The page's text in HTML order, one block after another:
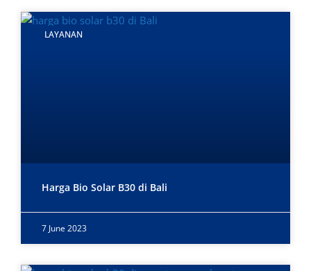
LAYANAN
Harga Bio Solar B30 di Bali
7 June 2023